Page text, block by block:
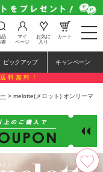
t
o
e
n
a
a
i
o
n
品
索
マイ
ページ
お気に
入り
カート
ピックアップ キャンペーン
送料無料！
> melotte(メロット) オンリーマ